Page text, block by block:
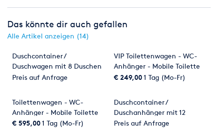
Das könnte dir auch gefallen
Alle Artikel anzeigen (14)
Duschcontainer /
Duschwagen mit 8 Duschen
inkl. Warmwassererzeugung
Preis auf Anfrage
VIP Toilettenwagen - WC-
Anhänger - Mobile Toilette
€ 249,001 Tag (Mo-Fr)
Toilettenwagen - WC-
Anhänger - Mobile Toilette
Autark
€ 595,001 Tag (Mo-Fr)
Duschcontainer /
Duschanhänger mit 12
Duschen Deutschlandweite
Preis auf Anfrage